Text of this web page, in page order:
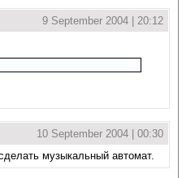
9 September 2004 | 20:12
10 September 2004 | 00:30
музыкальный автомат.